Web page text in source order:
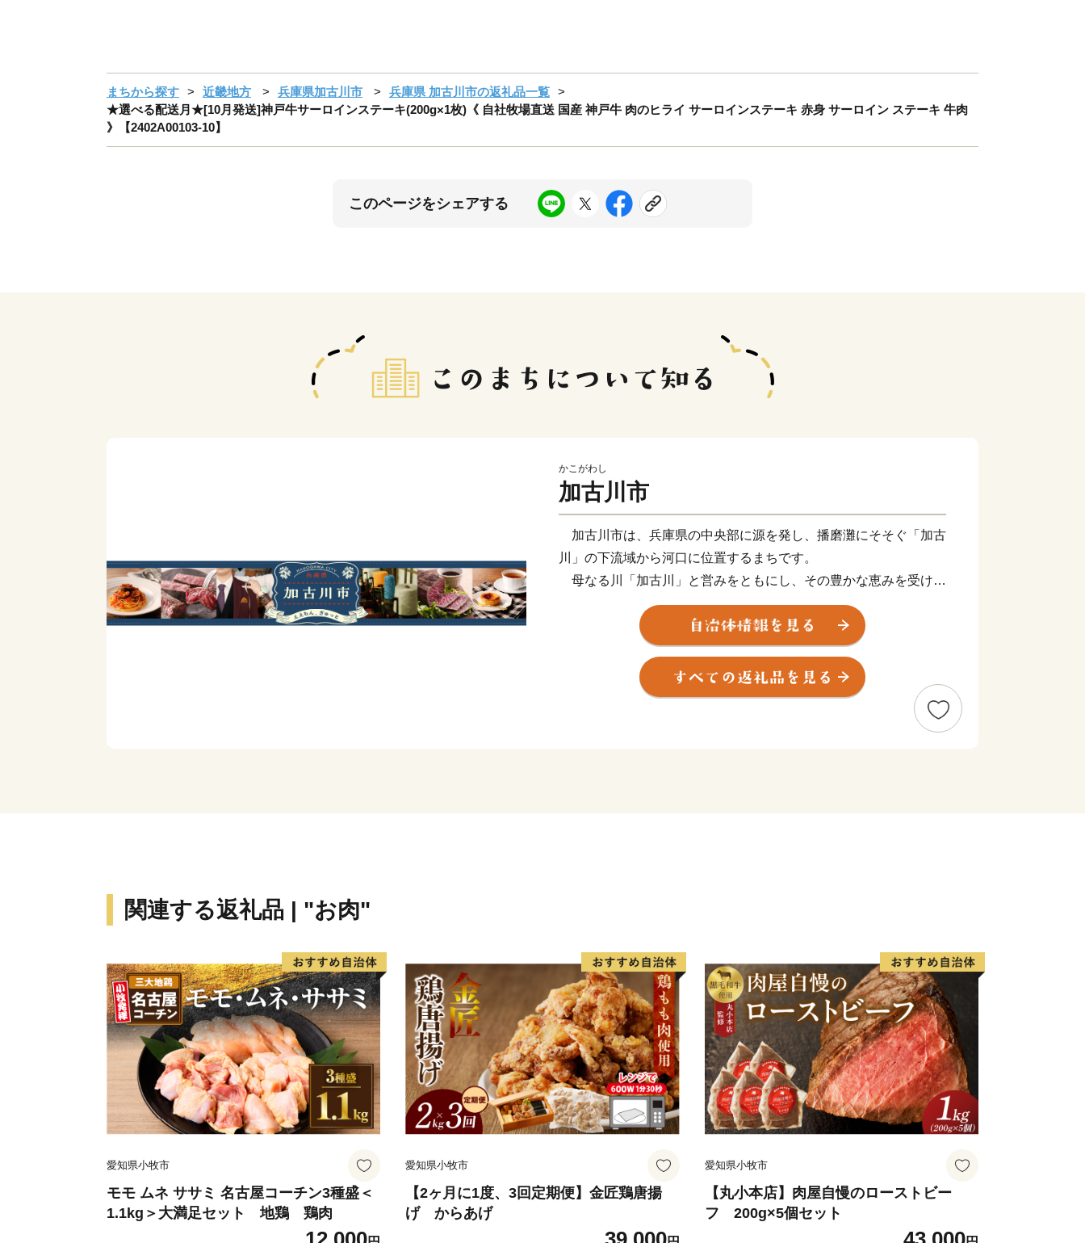
まちから探す 近畿地方 兵庫県加古川市
兵庫県 加古川市の返礼品一覧
★選べる配送月★[10月発送]神戸牛サーロインステーキ(200g×1枚)《 自社牧場直送 国産 神戸牛 肉のヒライ サーロインステーキ 赤身 サーロイン ステーキ 牛肉
》【2402A00103-10】
このページをシェアする
かこがわし
加古川市
加古川市は、兵庫県の中央部に源を発し、播磨灘にそそぐ「加古
川」の下流域から河口に位置するまちです。
母なる川「加古川」と営みをともにし、その豊かな恵みを受けて
育まれてきた加古川市は、古来より受け継がれてきた自然・歴史・
文化を大切にしながら、都市的な利便性も兼ね備えたまちの実現に
取り組んでいます。
また、「ウェルネス都市宣言」を行い、市民がいきいきと毎日を
すごすことのできるウェルネスライフを積極的に支援し、次代を担
う子どもたちに、夢と希望に満ちた「ふるさと加古川」を創造する
の靴下生産量の約8割を加古川市内で占めています。ちなみに、市
内で最初の靴下製造は明治19年といわれています。
●100軒
かつめし提供店（加古川市のソウルフード）
加古川市のご当地グルメ「かつめし」は、小学校の給食にも登場
するほどの浸透っぷりです。市内に100軒以上の提供店があるの
は、ご当地グルメを抱える自治体の中でも脅威の店舗数となりま
す。
加古川市在住・出身のプロ棋士
将棋の現役プロは約160名、ゆかりのあるプロ棋士7名が活躍し
ている加古川市は全国でもめずらしいケース。このため「棋士のま
ち」を揚げて全国にPRしています。また、若手棋士の登竜門とな
関連する返礼品 | "お肉"
愛知県小牧市
モモ ムネ ササミ 名古屋コーチン3種盛＜
1.1kg＞大満足セット 地鶏 鶏肉
愛知県小牧市
【2ヶ月に1度、3回定期便】金匠鶏唐揚
げ からあげ
愛知県小牧市
【丸小本店】肉屋自慢のローストビー
フ 200g×5個セット